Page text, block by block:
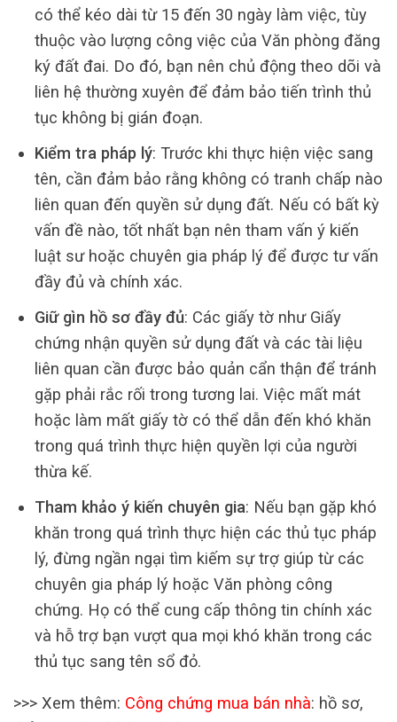
có thể kéo dài từ 15 đến 30 ngày làm việc, tùy
thuộc vào lượng công việc của Văn phòng đăng
ký đất đai. Do đó, bạn nên chủ động theo dõi và
liên hệ thường xuyên để đảm bảo tiến trình thủ
tục không bị gián đoạn.
Kiểm tra pháp lý: Trước khi thực hiện việc sang
tên, cần đảm bảo rằng không có tranh chấp nào
liên quan đến quyền sử dụng đất. Nếu có bất kỳ
vấn đề nào, tốt nhất bạn nên tham vấn ý kiến
luật sư hoặc chuyên gia pháp lý để được tư vấn
đầy đủ và chính xác.
Giữ gìn hồ sơ đầy đủ: Các giấy tờ như Giấy
chứng nhận quyền sử dụng đất và các tài liệu
liên quan cần được bảo quản cẩn thận để tránh
gặp phải rắc rối trong tương lai. Việc mất mát
hoặc làm mất giấy tờ có thể dẫn đến khó khăn
trong quá trình thực hiện quyền lợi của người
thừa kế.
Tham khảo ý kiến chuyên gia: Nếu bạn gặp khó
khăn trong quá trình thực hiện các thủ tục pháp
lý, đừng ngần ngại tìm kiếm sự trợ giúp từ các
chuyên gia pháp lý hoặc Văn phòng công
chứng. Họ có thể cung cấp thông tin chính xác
và hỗ trợ bạn vượt qua mọi khó khăn trong các
thủ tục sang tên sổ đỏ.
>>> Xem thêm: Công chứng mua bán nhà: hồ sơ,